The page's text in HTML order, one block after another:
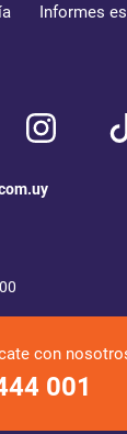
Informes
con
001